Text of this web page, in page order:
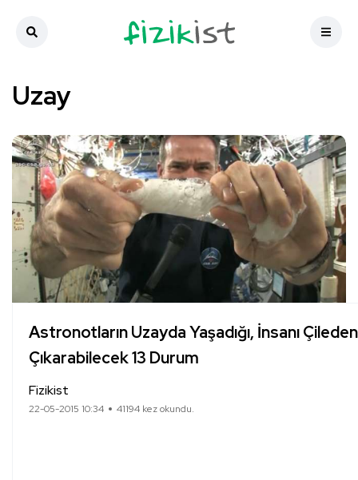
Uzay
Astronotların Uzayda Yaşadığı, İnsanı Çileden
Çıkarabilecek 13 Durum
Fizikist
22-05-2015 10:34 41194 kez okundu.